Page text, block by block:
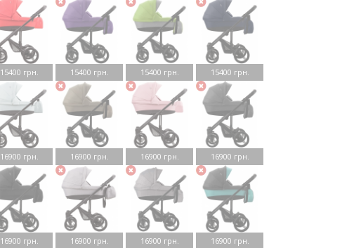
15400 грн. 15400 грн. 15400 грн. 15400 грн.
16900 грн. 16900 грн. 16900 грн. 16900 грн.
16900 грн. 16900 грн. 16900 грн. 16900 грн.